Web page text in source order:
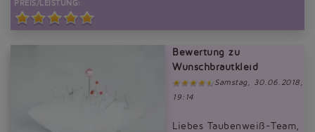
PREIS/LEISTUNG:
Bewertung zu
Wunschbrautkleid
Samstag, 30.06.2018,
19:14
Liebes Taubenweiß-Team,